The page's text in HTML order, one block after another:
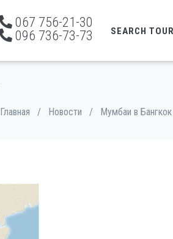
067 756-21-30
096 736-73-73
SEARCH
Главная / Новости / Мумбаи в